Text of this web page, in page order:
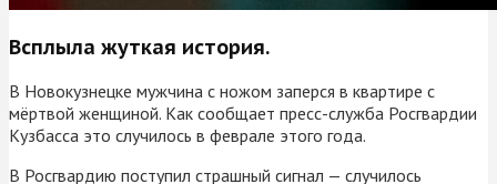
Всплыла жуткая история.
В Новокузнецке мужчина с ножом заперся в квартире с
мёртвой женщиной. Как сообщает пресс-служба Росгвардии
Кузбасса это случилось в феврале этого года.
В Росгвардию поступил страшный сигнал — случилось